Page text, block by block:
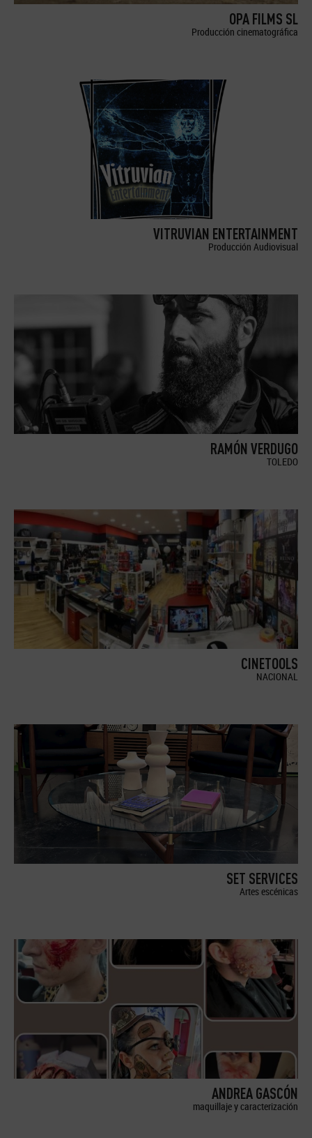
OPA FILMS SL
Producción cinematográfica
VITRUVIAN ENTERTAINMENT
Producción Audiovisual
RAMÓN VERDUGO
TOLEDO
CINETOOLS
NACIONAL
SET SERVICES
Artes escénicas
ANDREA GASCÓN
maquillaje y caracterización